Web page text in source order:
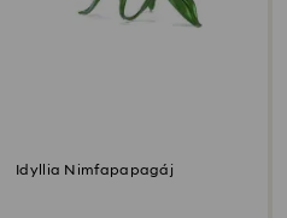
Idyllia Nimfapapagáj